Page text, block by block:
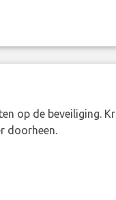
op de beveiliging.
doorheen.